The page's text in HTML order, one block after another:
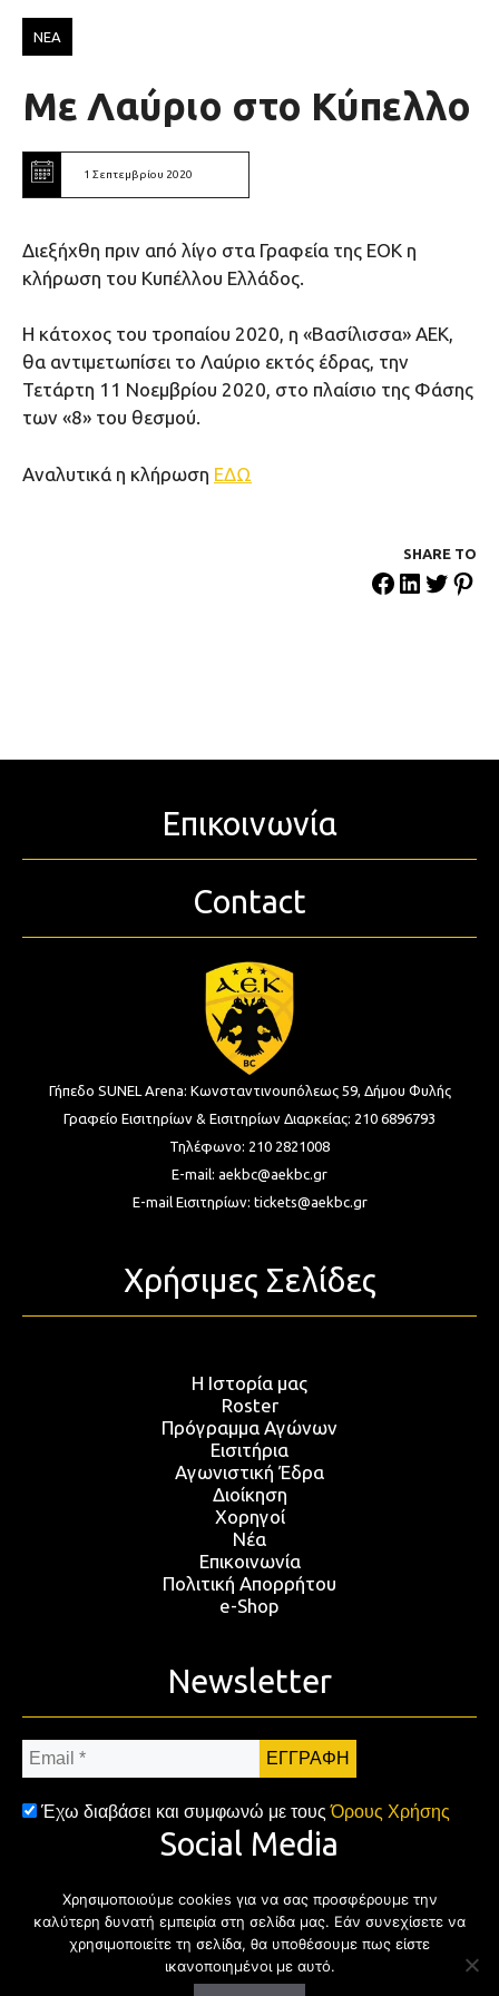
ΝΕΑ
Με Λαύριο στο Κύπελλο
1 Σεπτεμβρίου 2020
Διεξήχθη πριν από λίγο στα Γραφεία της ΕΟΚ η
κλήρωση του Κυπέλλου Ελλάδος.
Η κάτοχος του τροπαίου 2020, η «Βασίλισσα» ΑΕΚ,
θα αντιμετωπίσει το Λαύριο εκτός έδρας, την
Τετάρτη 11 Νοεμβρίου 2020, στο πλαίσιο της Φάσης
των «8» του θεσμού.
Αναλυτικά η κλήρωση ΕΔΩ
SHARE ΤΟ
Επικοινωνία
Contact
Γήπεδο SUNEL Arena: Κωνσταντινουπόλεως 59, Δήμου Φυλής
Γραφείο Εισιτηρίων & Εισιτηρίων Διαρκείας: 210 6896793
Τηλέφωνο: 210 2821008
E-mail: aekbc@aekbc.gr
E-mail Εισιτηρίων: tickets@aekbc.gr
Χρήσιμες Σελίδες
Η Ιστορία μας
Roster
Πρόγραμμα Αγώνων
Εισιτήρια
Αγωνιστική Έδρα
Διοίκηση
Χορηγοί
Νέα
Επικοινωνία
Πολιτική Απορρήτου
e-Shop
Newsletter
Email
*
Έχω διαβάσει και συμφωνώ με τουςΌρους Χρήσης
Social Media
FacebookTwitter Instagram
Χρησιμοποιούμε cookies για να σας προσφέρουμε την
καλύτερη δυνατή εμπειρία στη σελίδα μας. Εάν συνεχίσετε να
χρησιμοποιείτε τη σελίδα, θα υποθέσουμε πως είστε
ικανοποιημένοι με αυτό.